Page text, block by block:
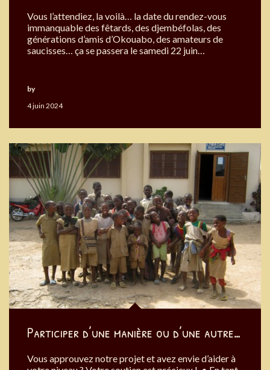
Vous l’attendiez, la voilà… la date du rendez-vous
immanquable des fêtards, des djembéfolas, des
générations d’amis d’Okouabo, des amateurs de
saucisses… ça se passera le samedi 22 juin…
4 juin 2024
by
Participer d’une manière ou d’une autre…
Vous approuvez notre projet et avez envie d’aider à